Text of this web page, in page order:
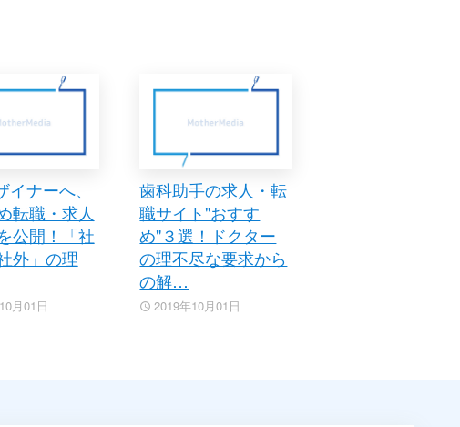
ナーへ、
転職・求人
公開！「社
外」の理
月01日
歯科助手の求人・転
職サイト"おすす
め"３選！ドクター
の理不尽な要求から
の解…
2019年10月01日